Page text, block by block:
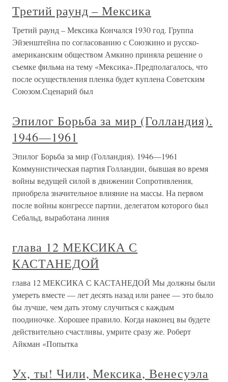
Третий раунд – Мексика
Третий раунд – Мексика Кончался 1930 год. Группа
Эйзенштейна по согласованию с Союзкино и русско-
американским обществом Амкино приняла решение о
съемке фильма на тему «Мексика».Предполагалось, что
после осуществления пленка будет куплена Советским
Союзом.Сценарий был
Эпилог Борьба за мир (Голландия).
1946—1961
Эпилог Борьба за мир (Голландия). 1946—1961
Коммунистическая партия Голландии, бывшая во время
войны ведущей силой в движении Сопротивления,
приобрела значительное влияние на массы. На первом
после войны конгрессе партии, делегатом которого был
Себальд, выработана линия
глава 12 МЕКСИКА С
КАСТАНЕДОЙ
глава 12 МЕКСИКА С КАСТАНЕДОЙ Мы должны были
умереть вместе — лет десять назад или ранее — это было
бы лучше, чем дать этому случиться с каждым
поодиночке. Хорошее правило. Когда наконец вы будете
действительно счастливы, умрите сразу же. Роберт
Айкман «Попытка
Ух, ты! Чили, Мексика, Венесуэла